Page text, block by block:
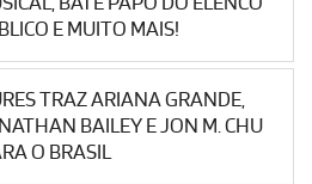
E MUITO MAIS!
TRAZ ARIANA GRANDE,
BAILEY E JON M. CHU
O BRASIL